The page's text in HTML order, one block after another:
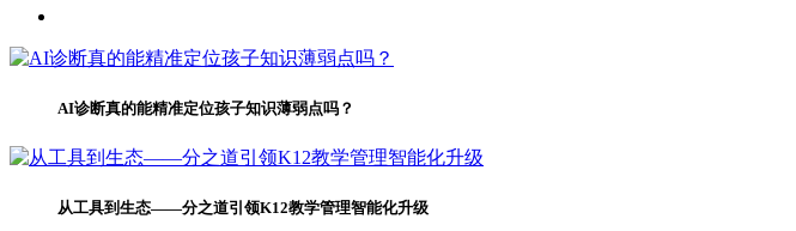
AI诊断真的能精准定位孩子知识薄弱点吗？
从工具到生态——分之道引领K12教学管理智能化升级